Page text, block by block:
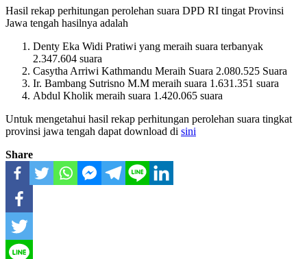
Hasil rekap perhitungan perolehan suara DPD RI tingat Provinsi
Jawa tengah hasilnya adalah
Denty Eka Widi Pratiwi yang meraih suara terbanyak
2.347.604 suara
Casytha Arriwi Kathmandu Meraih Suara 2.080.525 Suara
Ir. Bambang Sutrisno M.M meraih suara 1.631.351 suara
Abdul Kholik meraih suara 1.420.065 suara
Untuk mengetahui hasil rekap perhitungan perolehan suara tingkat
provinsi jawa tengah dapat download di sini
Share